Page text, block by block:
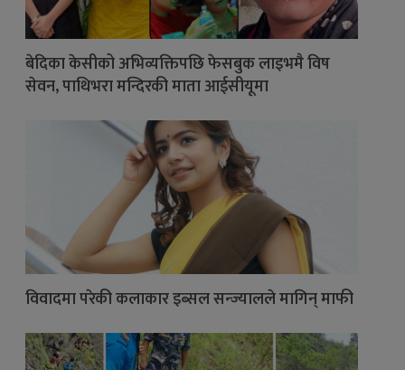
बेदिका केसीको अभिव्यक्तिपछि फेसबुक लाइभमै विष
सेवन, पाथिभरा मन्दिरकी माता आईसीयूमा
विवादमा परेकी कलाकार इब्सल सन्ज्यालले मागिन् माफी